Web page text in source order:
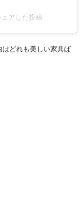
アした投稿
どれも美しい家具ば